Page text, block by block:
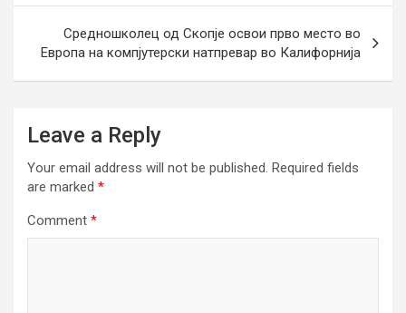
Средношколец од Скопје освои прво место во
Европа на компјутерски натпревар во Калифорнија
Leave a Reply
Your email address will not be published. Required fields
are marked *
Comment *